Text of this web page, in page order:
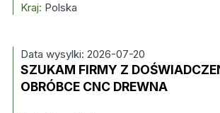
Kraj: Polska
Data wysylki: 2026-07-20
SZUKAM FIRMY Z
OBRÓBCE CNC DREWNA